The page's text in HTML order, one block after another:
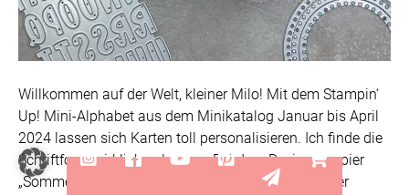
InstagramFacebookYouTubePinterest YouTube
Willkommen auf der Welt, kleiner Milo! Mit dem Stampin‘
Up! Mini-Alphabet aus dem Minikatalog Januar bis April
2024 lassen sich Karten toll personalisieren. Ich finde die
Schriftform wirklich gelungen. Bei dem Designerpapier
„Sommermix“ handelt es sich um ein Papier aus der